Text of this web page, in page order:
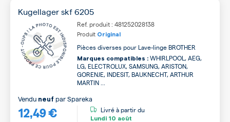
Kugellager skf 6205
Ref. produit : 481252028138
Produit Original
Pièces diverses pour Lave-linge BROTHER
Marques compatibles : WHIRLPOOL, AEG,
LG, ELECTROLUX, SAMSUNG, ARISTON,
GORENJE, INDESIT, BAUKNECHT, ARTHUR
MARTIN ...
12,49 €
Vendu neuf parSpareka
Livré à partir du
Lundi 10 août